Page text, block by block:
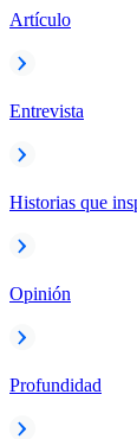
Artículo
Entrevista
Historias que
Opinión
Profundidad